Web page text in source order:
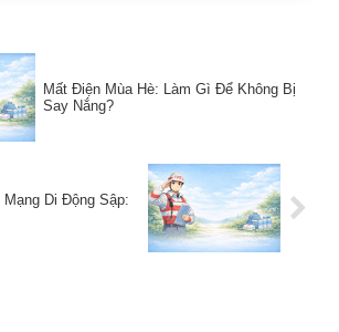
Mất Điện Mùa Hè: Làm Gì Để Không Bị
Say Nắng?
Di Động Sập: